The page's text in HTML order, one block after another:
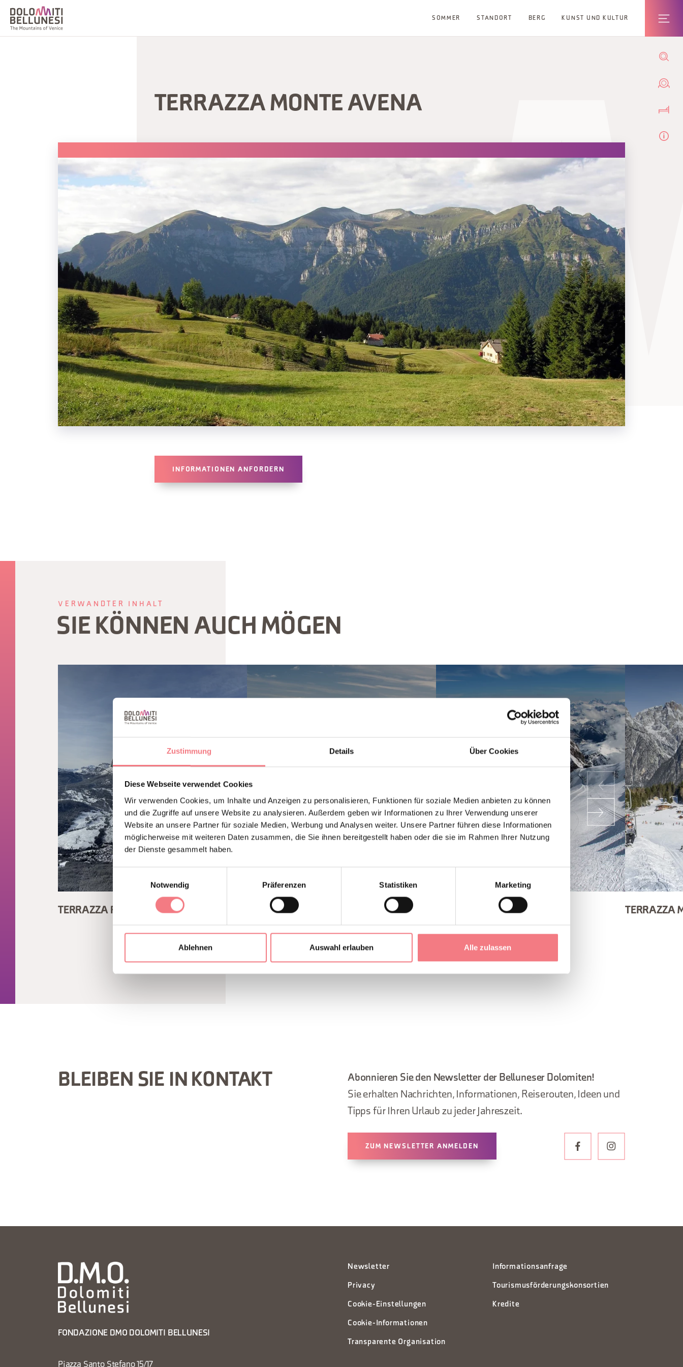
Zustimmung Details Über Cookies
Diese Webseite verwendet Cookies
Wir verwenden Cookies, um Inhalte und Anzeigen zu personalisieren, Funktionen für soziale Medien anbieten zu können
und die Zugriffe auf unsere Website zu analysieren. Außerdem geben wir Informationen zu Ihrer Verwendung unserer
Website an unsere Partner für soziale Medien, Werbung und Analysen weiter. Unsere Partner führen diese Informationen
möglicherweise mit weiteren Daten zusammen, die Sie ihnen bereitgestellt haben oder die sie im Rahmen Ihrer Nutzung
der Dienste gesammelt haben.
Einwilligungsauswahl
Notwendig
Präferenzen Statistiken Marketing
Ablehnen Auswahl erlauben Alle zulassen
SOMMER STANDORT BERG KUNST UND KULTUR
TERRAZZA MONTE AVENA
INFORMATIONEN ANFORDERN
VERWANDTER INHALT
SIE KÖNNEN AUCH MÖGEN
TERRAZZA RA VALLES TERRAZZA LAGAZUOI TERRAZZA MARMOLADA TERRAZZA
BLEIBEN SIE IN KONTAKT
Abonnieren Sie den Newsletter der Belluneser Dolomiten!
Sie erhalten Nachrichten, Informationen, Reiserouten, Ideen und
Tipps für Ihren Urlaub zu jeder Jahreszeit.
ZUM NEWSLETTER ANMELDEN
FONDAZIONE DMO DOLOMITI BELLUNESI
Piazza Santo Stefano 15/17
Newsletter
Privacy
Cookie-Einstellungen
Cookie-Informationen
Transparente Organisation
Informationsanfrage
Tourismusförderungskonsortien
Kredite